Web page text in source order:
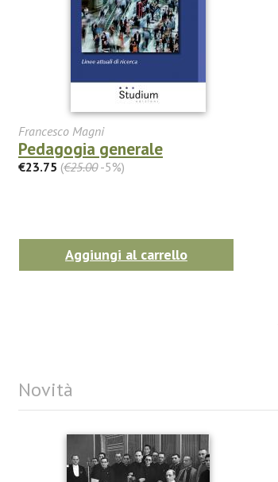
Francesco Magni
Pedagogia generale
€23.75 (€25.00-5%)
Aggiungi al carrello
Novità